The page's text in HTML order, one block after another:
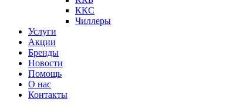
ККС
Чиллеры
Услуги
Акции
Бренды
Новости
Помощь
О нас
Контакты